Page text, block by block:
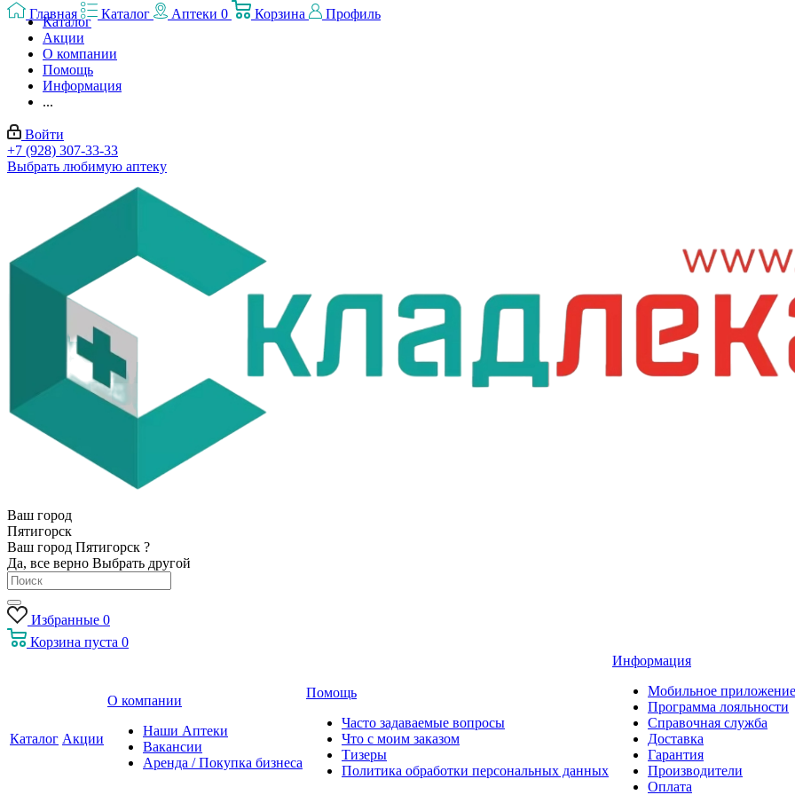
Каталог
Акции
О компании
Помощь
Информация
...
Войти
+7 (928) 307-33-33
Выбрать любимую аптеку
Ваш город
Пятигорск
Ваш город Пятигорск ?
Да, все верно Выбрать другой
Избранные 0
Корзина пуста 0
Каталог Акции
О компании
Наши Аптеки
Вакансии
Аренда / Покупка бизнеса
Помощь
Часто задаваемые вопросы
Что с моим заказом
Тизеры
Политика обработки персональных данных
Информация
Мобильное приложение
Программа лояльности
Справочная служба
Доставка
Гарантия
Производители
Оплата
Главная Каталог Аптеки 0 Корзина Профиль